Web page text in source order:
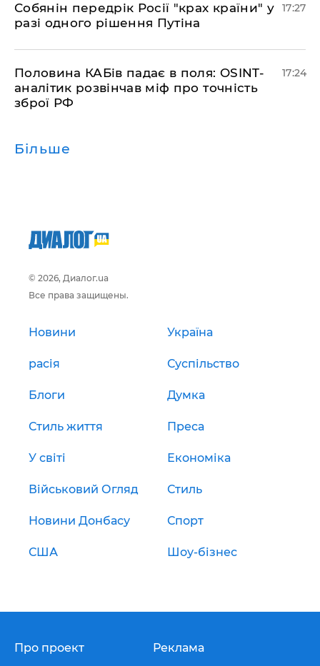
​Собянін передрік Росії "крах країни" у
разі одного рішення Путіна
17:27
​Половина КАБів падає в поля: OSINT-
аналітик розвінчав міф про точність
зброї РФ
17:24
Більше
© 2026, Диалог.ua
Все права защищены.
Новини Україна
расія Суспільство
Блоги Думка
Стиль життя Преса
У світі Економіка
Військовий Огляд Стиль
Новини Донбасу Спорт
США Шоу-бізнес
Про проект Реклама